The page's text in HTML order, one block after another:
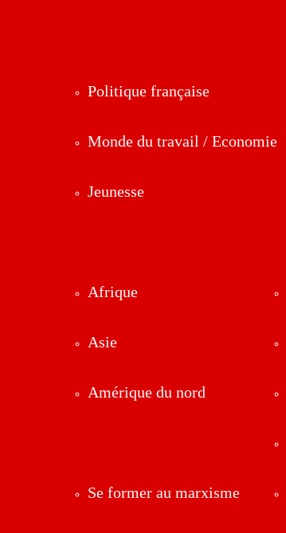
Politique française
Monde du travail / Economie
Jeunesse
Afrique
Asie
Amérique du nord
Se former au marxisme